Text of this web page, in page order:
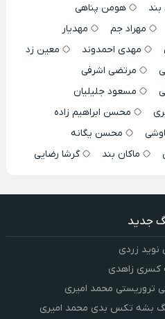
هومن پناهی
مهراد جم
مهدیار
مهدی احمدوند
معین زد
مرتضی اشرفی
مسعود جلیلیان
محسن ابراهیم زاده
محسن یگانه
ماکان بند گرشا رضایی
جدید
نوید زردی
کسری زاهدی
تروریستی محمد امیری
بشه تکس بدی محمد امیری